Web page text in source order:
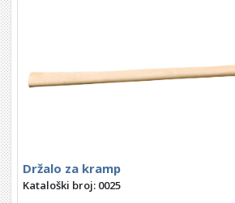
Držalo za kramp
Kataloški broj: 0025